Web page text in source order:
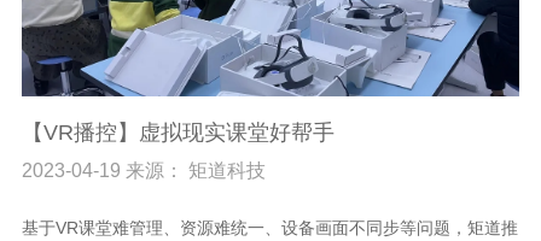
【VR播控】虚拟现实课堂好帮手
2023-04-19 来源： 矩道科技
基于VR课堂难管理、资源难统一、设备画面不同步等问题，矩道推